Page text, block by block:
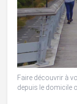
Faire découvrir à
depuis le domicile